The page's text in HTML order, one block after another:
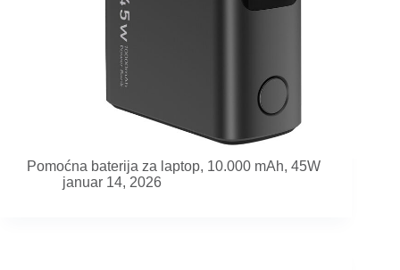
Pomoćna baterija za laptop, 10.000 mAh, 45W
januar 14, 2026